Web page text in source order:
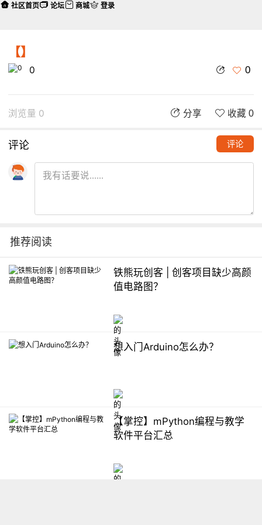
【】
0 0
浏览量 0 分享 收藏 0
评论 评论
推荐阅读
铁熊玩创客 | 创客项目缺少高颜
值电路图？
想入门Arduino怎么办？
【掌控】mPython编程与教学
软件平台汇总
社区首页 论坛 商城 登录